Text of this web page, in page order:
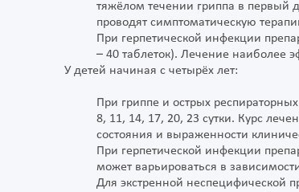
тяжёлом течении гриппа в первый
проводят симптоматическую
При герпетической инфекции
– 40 таблеток). Лечение наиболее
У детей начиная с четырёх лет:
При гриппе и острых
8, 11, 14, 17, 20, 23 сутки. Курс
состояния и выраженности
При герпетической инфекции
может варьироваться в
Для экстренной неспецифической